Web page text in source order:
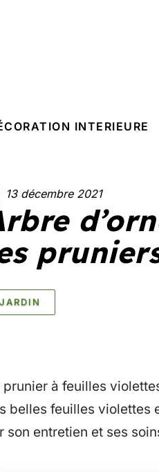
INTERIEURE
13 décembre 2021
JARDIN
prunier à feuilles
belles feuilles violettes
son entretien et ses